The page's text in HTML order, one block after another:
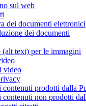
sul web
dei documenti elettronici
dei documenti
text) per le immagini
video
prodotti dalla
non prodotti